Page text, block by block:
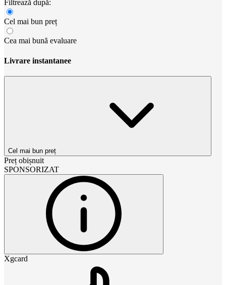
Filtrează după:
Cel mai bun preț
Cea mai bună evaluare
Livrare instantanee
Cel mai bun preț
Preț obișnuit
SPONSORIZAT
Xgcard